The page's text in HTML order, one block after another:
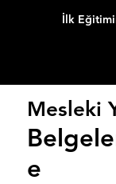
İlk
Mesleki
e